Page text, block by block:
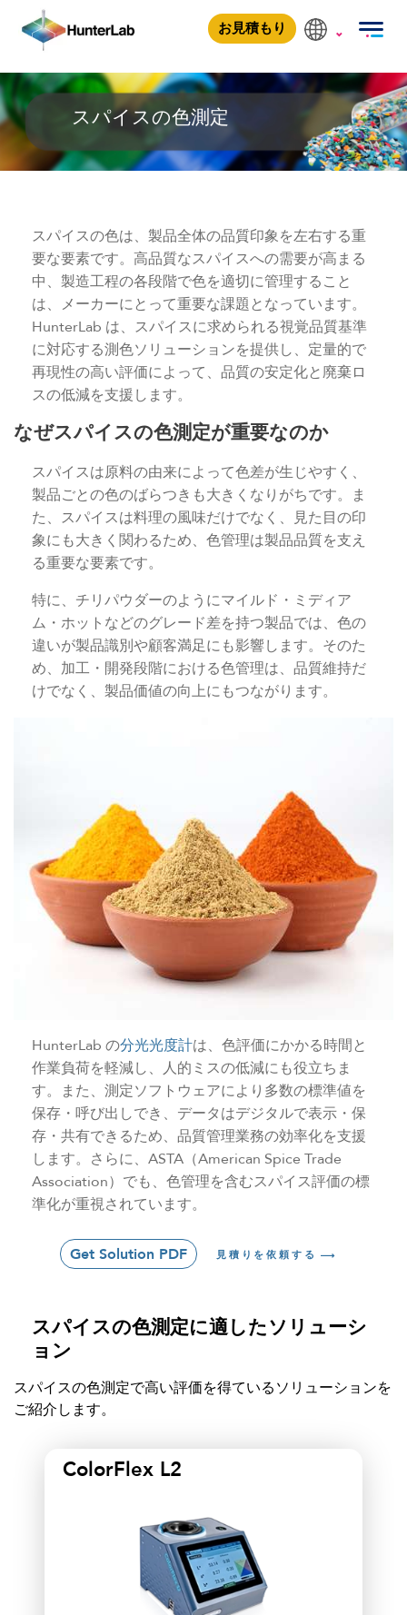
お見積もり
スパイスの色測定
スパイスの色測定
スパイスの色は、製品全体の品質印象を左右する重
要な要素です。高品質なスパイスへの需要が高まる
中、製造工程の各段階で色を適切に管理すること
は、メーカーにとって重要な課題となっています。
HunterLab は、スパイスに求められる視覚品質基準
に対応する測色ソリューションを提供し、定量的で
再現性の高い評価によって、品質の安定化と廃棄ロ
スの低減を支援します。
なぜスパイスの色測定が重要なのか
スパイスは原料の由来によって色差が生じやすく、
製品ごとの色のばらつきも大きくなりがちです。ま
た、スパイスは料理の風味だけでなく、見た目の印
象にも大きく関わるため、色管理は製品品質を支え
る重要な要素です。
特に、チリパウダーのようにマイルド・ミディア
ム・ホットなどのグレード差を持つ製品では、色の
違いが製品識別や顧客満足にも影響します。そのた
め、加工・開発段階における色管理は、品質維持だ
けでなく、製品価値の向上にもつながります。
HunterLab の分光光度計は、色評価にかかる時間と
作業負荷を軽減し、人的ミスの低減にも役立ちま
す。また、測定ソフトウェアにより多数の標準値を
保存・呼び出しでき、データはデジタルで表示・保
存・共有できるため、品質管理業務の効率化を支援
します。さらに、ASTA（American Spice Trade
Association）でも、色管理を含むスパイス評価の標
準化が重視されています。
Get Solution PDF 見積りを依頼する
スパイスの色測定に適したソリューシ
ョン
スパイスの色測定で高い評価を得ているソリューションを
ご紹介します。
ColorFlex L2